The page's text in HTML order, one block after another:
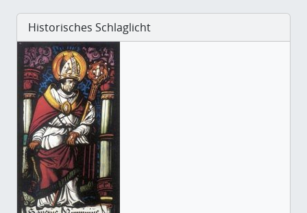
Historisches Schlaglicht